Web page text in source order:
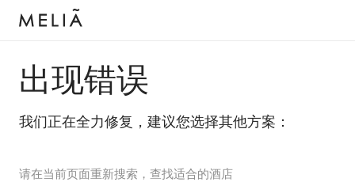
出现错误
我们正在全力修复，建议您选择其他方案：
请在当前页面重新搜索，查找适合的酒店